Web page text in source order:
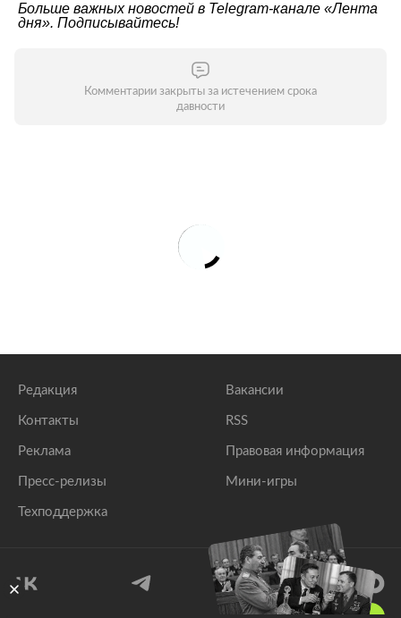
Больше важных новостей в Telegram-канале «Лента
дня». Подписывайтесь!
Комментарии закрыты за истечением срока
давности
Редакция
Контакты
Реклама
Пресс-релизы
Техподдержка
Вакансии
RSS
Правовая информация
Мини-игры